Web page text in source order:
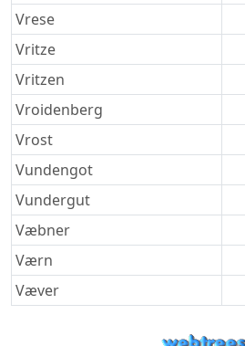
Vrese
Vritze
Vritzen
Vroidenberg
Vrost
Vundengot
Vundergut
Væbner
Værn
Væver